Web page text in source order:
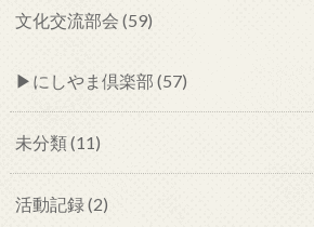
文化交流部会 (59)
にしやま倶楽部 (57)
未分類 (11)
活動記録 (2)